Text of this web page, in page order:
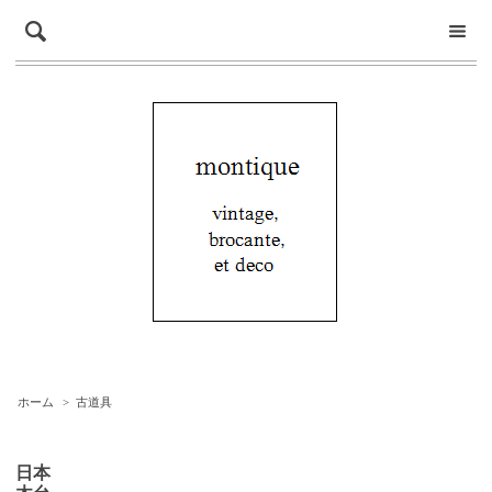
ホーム > 古道具
日本